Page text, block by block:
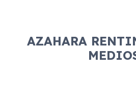
AZAHARA